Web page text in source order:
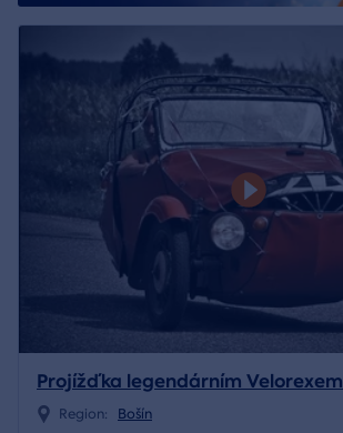
Projížďka legendárním Velorexem
Region: Bošín